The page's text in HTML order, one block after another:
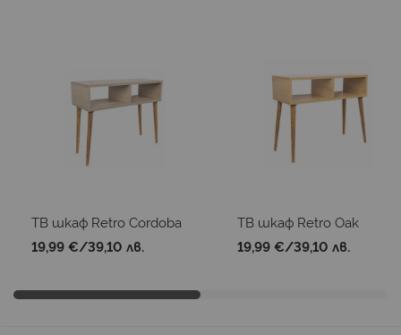
ТВ шкаф Retro Cordoba
19,99 €/39,10 лв.
ТВ шкаф Retro Oak
19,99 €/39,10 лв.